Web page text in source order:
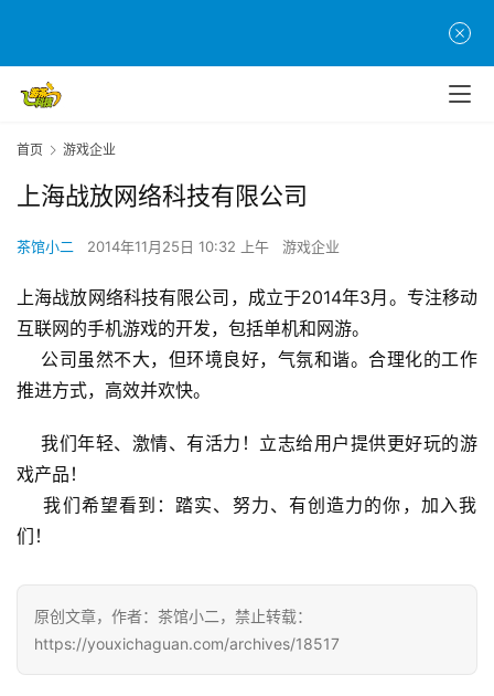
首
游
茶
原
游
业
界
手
戏
单
机
首页 游戏企业
上海战放网络科技有限公司
茶馆小二 2014年11月25日 10:32 上午 游戏企业
上海战放网络科技有限公司，成立于2014年3月。专注移动
互联网的手机游戏的开发，包括单机和网游。
推进方式，高效并欢快。
戏产品！
    我们希望看到：踏实、努力、有创造力的你，加入我
们！
原创文章，作者：茶馆小二，禁止转载：
https://youxichaguan.com/archives/18517